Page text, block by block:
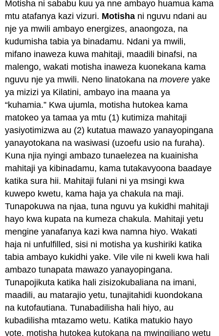
Motisha ni sababu kuu ya nne ambayo huamua kama
mtu atafanya kazi vizuri. Motisha ni nguvu ndani au
nje ya mwili ambayo energizes, anaongoza, na
kudumisha tabia ya binadamu. Ndani ya mwili,
mifano inaweza kuwa mahitaji, maadili binafsi, na
malengo, wakati motisha inaweza kuonekana kama
nguvu nje ya mwili. Neno linatokana namovere yake
ya mizizi ya Kilatini, ambayo ina maana ya
“kuhamia.” Kwa ujumla, motisha hutokea kama
matokeo ya tamaa ya mtu (1) kutimiza mahitaji
yasiyotimizwa au (2) kutatua mawazo yanayopingana
yanayotokana na wasiwasi (uzoefu usio na furaha).
Kuna njia nyingi ambazo tunaelezea na kuainisha
mahitaji ya kibinadamu, kama tutakavyoona baadaye
katika sura hii. Mahitaji fulani ni ya msingi kwa
kuwepo kwetu, kama haja ya chakula na maji.
Tunapokuwa na njaa, tuna nguvu ya kukidhi mahitaji
hayo kwa kupata na kumeza chakula. Mahitaji yetu
mengine yanafanya kazi kwa namna hiyo. Wakati
haja ni unfulfilled, sisi ni motisha ya kushiriki katika
tabia ambayo kukidhi yake. Vile vile ni kweli kwa hali
ambazo tunapata mawazo yanayopingana.
Tunapojikuta katika hali zisizokubaliana na imani,
maadili, au matarajio yetu, tunajitahidi kuondokana
na kutofautiana. Tunabadilisha hali hiyo, au
kubadilisha mtazamo wetu. Katika matukio hayo
yote, motisha hutokea kutokana na mwingiliano wetu